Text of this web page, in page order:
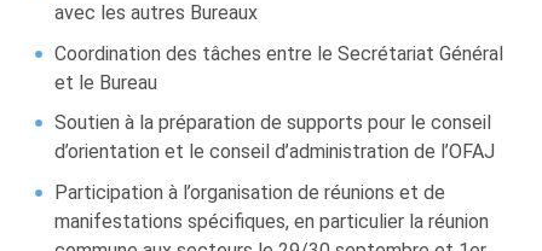
avec les autres Bureaux
Coordination des tâches entre le Secrétariat Général
et le Bureau
Soutien à la préparation de supports pour le conseil
d’orientation et le conseil d’administration de l’OFAJ
Participation à l’organisation de réunions et de
manifestations spécifiques, en particulier la réunion